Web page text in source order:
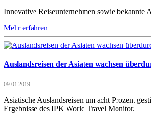
Innovative Reiseunternehmen sowie
Mehr erfahren
Auslandsreisen der Asiaten wachsen
09.01.2019
Asiatische Auslandsreisen um acht Prozent
Ergebnisse des IPK World Travel Monitor.